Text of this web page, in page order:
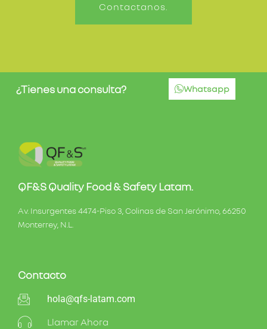
Contactanos.
¿Tienes una consulta? Whatsapp
QF&S Quality Food & Safety Latam.
Av. Insurgentes 4474-Piso 3, Colinas de San Jerónimo, 66250
Monterrey, N.L.
Contacto
hola@qfs-latam.com
Llamar Ahora